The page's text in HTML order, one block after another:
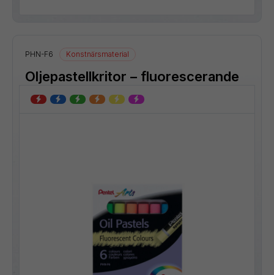
PHN-F6 Konstnärsmaterial
Oljepastellkritor – fluorescerande